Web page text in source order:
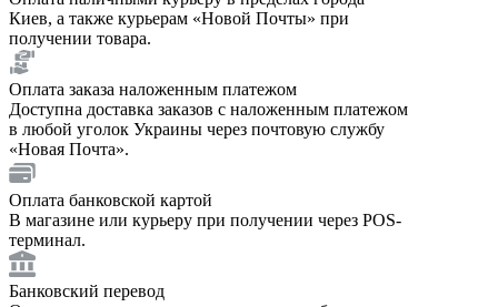
Киев, а также курьерам «Новой Почты» при
получении товара.
Оплата заказа наложенным платежом
Доступна доставка заказов с наложенным платежом
в любой уголок Украины через почтовую службу
«Новая Почта».
Оплата банковской картой
В магазине или курьеру при получении через POS-
терминал.
Банковский перевод